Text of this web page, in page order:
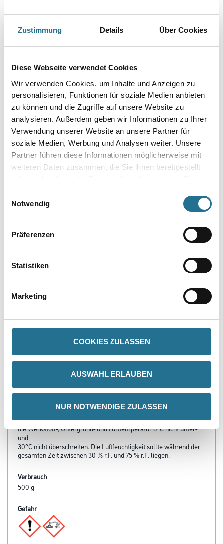
Zustimmung Details Über Cookies
Diese Webseite verwendet Cookies
Wir verwenden Cookies, um Inhalte und Anzeigen zu
personalisieren, Funktionen für soziale Medien anbieten
zu können und die Zugriffe auf unsere Website zu
analysieren. Außerdem geben wir Informationen zu Ihrer
Verwendung unserer Website an unsere Partner für
soziale Medien, Werbung und Analysen weiter. Unsere
Partner führen diese Informationen möglicherweise mit
weiteren Daten zusammen, die Sie ihnen bereitgestellt
haben oder die sie im Rahmen Ihrer Nutzung der Dienste
Notwendig
Präferenzen
Statistiken
Marketing
COOKIES ZULASSEN
AUSWAHL ERLAUBEN
NUR NOTWENDIGE ZULASSEN
Farbtonbezeichnung
Glanzgrad
Gebinde
Umrechnungsfaktoren
- Atmungsaktive Oberfläche
- Sehr gut wasserdampfdiffusionsfähig (410g/m² in 24 Std. (DIN
53122), µ=50, Sd=0,04 m)
Verarbeitungstemp./Luftfeuchte
Während der gesamten Verarbeitungs- und Trocknungszeit darf
die Werkstoff-, Untergrund- und Lufttemperatur 8°C nicht unter-
und
30°C nicht überschreiten. Die Luftfeuchtigkeit sollte während der
gesamten Zeit zwischen 30 % r.F. und 75 % r.F. liegen.
Verbrauch
500 g
Gefahr